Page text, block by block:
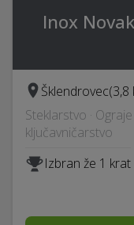
Inox
Šklendrovec(3,8
Steklarstvo ·
ključavničarstvo
Izbran že 1 krat